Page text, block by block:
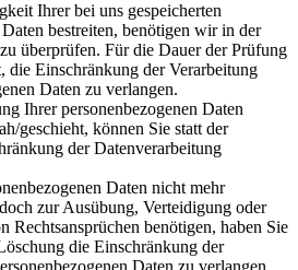
Ihrer bei uns gespeicherten
bestreiten, benötigen wir in der
überprüfen. Für die Dauer der Prüfung
die Einschränkung der Verarbeitung
Daten zu verlangen.
Ihrer personenbezogenen Daten
geschieht, können Sie statt der
der Datenverarbeitung
Daten nicht mehr
zur Ausübung, Verteidigung oder
Rechtsansprüchen benötigen, haben Sie
die Einschränkung der